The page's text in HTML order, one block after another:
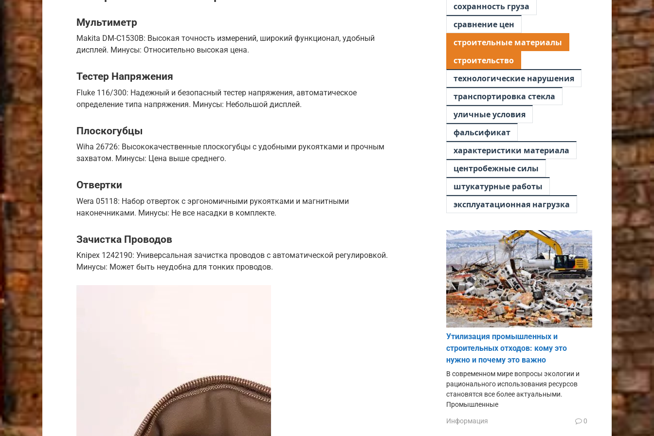
Мультиметр
Makita DM-C1530B: Высокая точность измерений, широкий функционал, удобный
дисплей. Минусы: Относительно высокая цена.
Тестер Напряжения
Fluke 116/300: Надежный и безопасный тестер напряжения, автоматическое
определение типа напряжения. Минусы: Небольшой дисплей.
Плоскогубцы
Wiha 26726: Высококачественные плоскогубцы с удобными рукоятками и прочным
захватом. Минусы: Цена выше среднего.
Отвертки
Wera 05118: Набор отверток с эргономичными рукоятками и магнитными
наконечниками. Минусы: Не все насадки в комплекте.
Зачистка Проводов
Knipex 1242190: Универсальная зачистка проводов с автоматической регулировкой.
Минусы: Может быть неудобна для тонких проводов.
сохранность груза
сравнение цен
строительные материалы
строительство
технологические нарушения
транспортировка стекла
уличные условия
фальсификат
характеристики материала
центробежные силы
штукатурные работы
эксплуатационная нагрузка
Утилизация промышленных и
строительных отходов: кому это
нужно и почему это важно
В современном мире вопросы экологии и
рационального использования ресурсов
становятся все более актуальными.
Промышленные
Информация 0